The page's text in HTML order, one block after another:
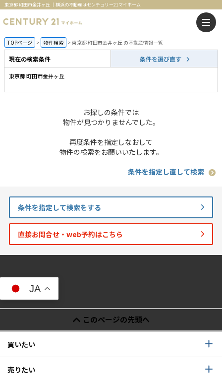
東京都 町田市金井ヶ丘 ｜横浜の不動産はセンチュリー21マイホーム
TOPページ 物件検索 東京都 町田市金井ヶ丘 の不動産情報一覧
現在の検索条件 条件を選び直す
東京都 町田市金井ヶ丘
お探しの条件では
物件が見つかりませんでした。
再度条件を指定しなおして
物件の検索をお願いいたします。
条件を指定し直して検索
条件を指定して検索をする
直接お問合せ・web予約はこちら
JA
このページの先頭へ
買いたい
売りたい